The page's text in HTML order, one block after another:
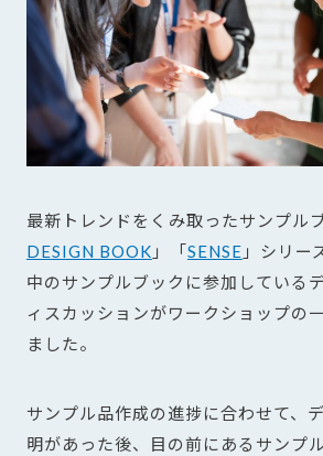
最新トレンドをくみ取ったサンプル
DESIGN BOOK 」「SENSE 」シリー
中のサンプルブックに参加している
ィスカッションがワークショップの
ました。
サンプル品作成の進捗に合わせて、
明があった後、目の前にあるサンプ